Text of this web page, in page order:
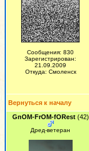
Сообщения: 830
Зарегистрирован:
21.09.2009
Откуда: Смоленск
Вернуться к началу
GnOM-FrOM-fORest(42)
Дред-ветеран